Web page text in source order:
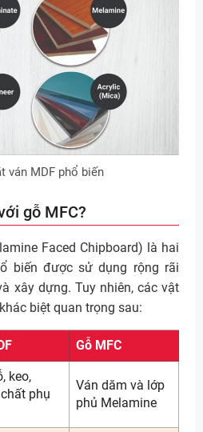
ván MDF phổ biến
gỗ MFC?
Faced Chipboard) là hai
biến được sử dụng rộng rãi
xây dựng. Tuy nhiên, các vật
biệt quan trọng sau:
Gỗ MFC
keo,
phụ
Ván dăm và lớp
phủ Melamine